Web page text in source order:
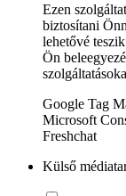
Ezen
biztosítani
lehetővé
Ön
Google Tag
Microsoft
Freshchat
Külső